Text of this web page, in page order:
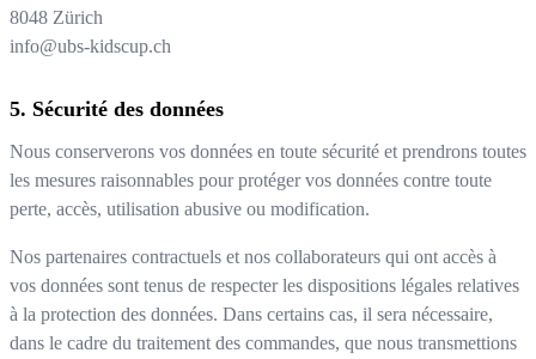
8048 Zürich
info@ubs-kidscup.ch
Sécurité des données
Nous conserverons vos données en toute sécurité et prendrons toutes
les mesures raisonnables pour protéger vos données contre toute
perte, accès, utilisation abusive ou modification.
Nos partenaires contractuels et nos collaborateurs qui ont accès à
vos données sont tenus de respecter les dispositions légales relatives
à la protection des données. Dans certains cas, il sera nécessaire,
dans le cadre du traitement des commandes, que nous transmettions